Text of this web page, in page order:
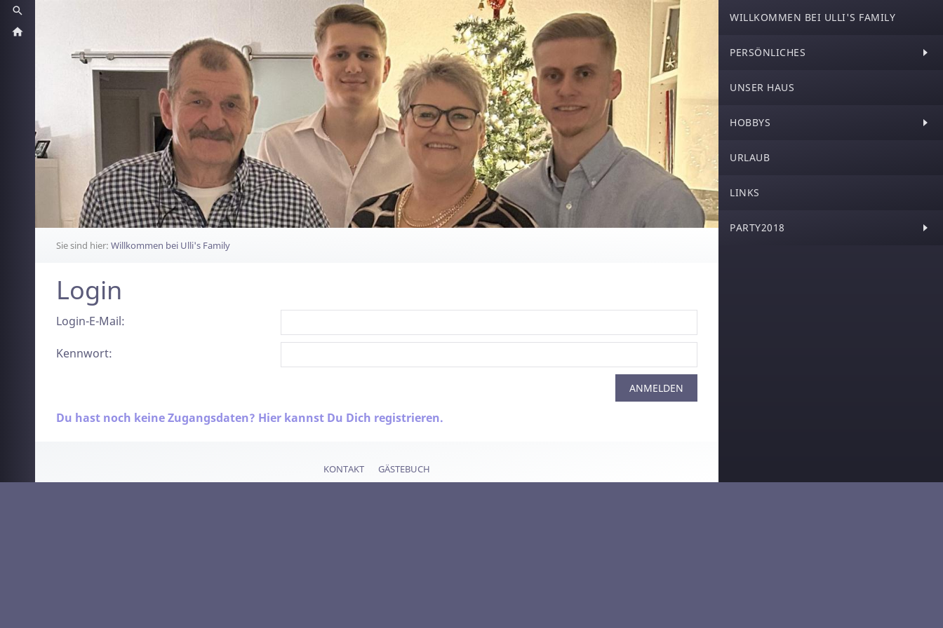
WILLKOMMEN BEI ULLI'S FAMILY
PERSÖNLICHES
WIR VIER
MALTE
TIMO
UNSER HAUS
HOBBYS
MOTORRAD
SKILAUFEN
FUSSBALL
URLAUB
LINKS
PARTY2018
Sie sind hier: Willkommen bei Ulli's Family
Login
Login-E-Mail:
Kennwort:
Du hast noch keine Zugangsdaten? Hier kannst Du Dich registrieren.
KONTAKT GÄSTEBUCH